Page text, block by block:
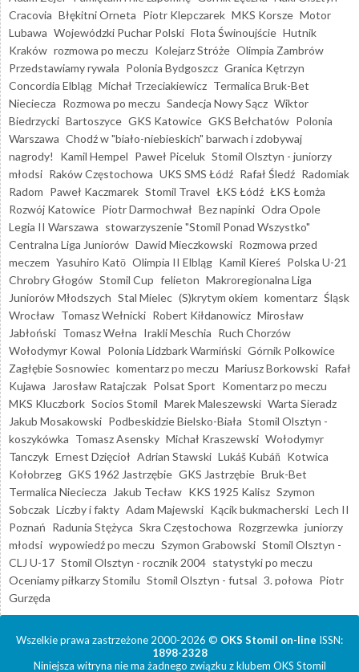
Cracovia Błękitni Orneta Piotr Klepczarek MKS Korsze Motor
Lubawa Wojewódzki Puchar Polski Flota Świnoujście Hutnik
Kraków rozmowa po meczu Kolejarz Stróże Olimpia Zambrów
Przedstawiamy rywala Polonia Bydgoszcz Granica Kętrzyn
Concordia Elbląg Michał Trzeciakiewicz Termalica Bruk-Bet
Nieciecza Rozmowa po meczu Sandecja Nowy Sącz Wiktor
Biedrzycki Bartoszyce GKS Katowice GKS Bełchatów Polonia
Warszawa Chodź w "biało-niebieskich" barwach i zdobywaj
nagrody!
Kamil Hempel Paweł Piceluk Stomil Olsztyn - juniorzy
młodsi Raków Częstochowa UKS SMS Łódź Rafał Śledź Radomiak
Radom Paweł Kaczmarek Stomil Travel ŁKS Łódź ŁKS Łomża
Rozwój Katowice Piotr Darmochwał Bez napinki Odra Opole
Legia II Warszawa stowarzyszenie "Stomil Ponad Wszystko"
Centralna Liga Juniorów Dawid Mieczkowski Rozmowa przed
meczem Yasuhiro Katō Olimpia II Elbląg Kamil Kiereś Polska U-21
Chrobry Głogów Stomil Cup felieton Makroregionalna Liga
Juniorów Młodszych Stal Mielec (S)krytym okiem komentarz Śląsk
Wrocław Tomasz Wełnicki Robert Kiłdanowicz Mirosław
Jabłoński Tomasz Wełna Irakli Meschia Ruch Chorzów
Wołodymyr Kowal Polonia Lidzbark Warmiński Górnik Polkowice
Zagłębie Sosnowiec komentarz po meczu Mariusz Borkowski Rafał
Kujawa
Jarosław Ratajczak Polsat Sport Komentarz po meczu
MKS Kluczbork Socios Stomil Marek Maleszewski Warta Sieradz
Jakub Mosakowski Podbeskidzie Bielsko-Biała Stomil Olsztyn -
koszykówka Tomasz Asensky Michał Kraszewski Wołodymyr
Tanczyk Ernest Dzięcioł Adrian Stawski Lukáš Kubáň Kotwica
Kołobrzeg GKS 1962 Jastrzębie GKS Jastrzębie Bruk-Bet
Termalica Nieciecza
Jakub Tecław KKS 1925 Kalisz Szymon
Sobczak Liczby i fakty Adam Majewski Kącik bukmacherski Lech II
Poznań Radunia Stężyca Skra Częstochowa Rozgrzewka juniorzy
młodsi wypowiedź po meczu Szymon Grabowski Stomil Olsztyn -
CLJ U-17 Stomil Olsztyn - rocznik 2004 statystyki po meczu
Oceniamy piłkarzy Stomilu Stomil Olsztyn - futsal 3. połowa Piotr
Gurzęda
Wszelkie prawa zastrzeżone 2000-2026 © OKS Stomil on-line ISSN:
1898-2328
Niniejsza witryna nie ma żadnego związku z klubem OKS Stomil